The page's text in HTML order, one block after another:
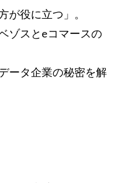
が役に立つ」。
ゾスとeコマースの
ータ企業の秘密を解